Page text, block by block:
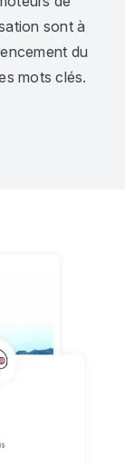
sont à
du
mots clés.